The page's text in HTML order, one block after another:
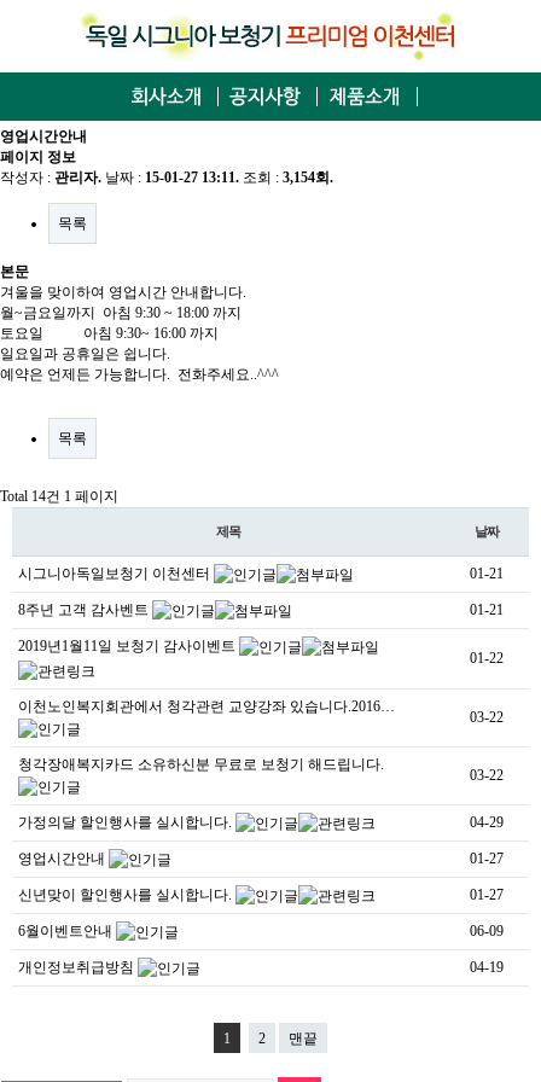
영업시간안내
페이지 정보
작성자 : 관리자. 날짜 : 15-01-27 13:11. 조회 : 3,154회.
목록
본문
겨울을 맞이하여 영업시간 안내합니다.
월~금요일까지 아침 9:30 ~ 18:00 까지
토요일 아침 9:30~ 16:00 까지
일요일과 공휴일은 쉽니다.
예약은 언제든 가능합니다. 전화주세요..^^^
목록
Total 14건 1 페이지
제목 날짜
시그니아독일보청기 이천센터 01-21
8주년 고객 감사벤트 01-21
2019년1월11일 보청기 감사이벤트
01-22
이천노인복지회관에서 청각관련 교양강좌 있습니다.2016…
03-22
청각장애복지카드 소유하신분 무료로 보청기 해드립니다.
03-22
가정의달 할인행사를 실시합니다. 04-29
영업시간안내 01-27
신년맞이 할인행사를 실시합니다. 01-27
6월이벤트안내 06-09
개인정보취급방침 04-19
1 2 맨끝